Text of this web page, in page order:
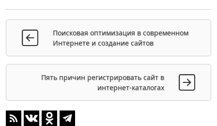
Поисковая оптимизация в современном
Интернете и создание сайтов
Пять причин регистрировать сайт в
интернет-каталогах